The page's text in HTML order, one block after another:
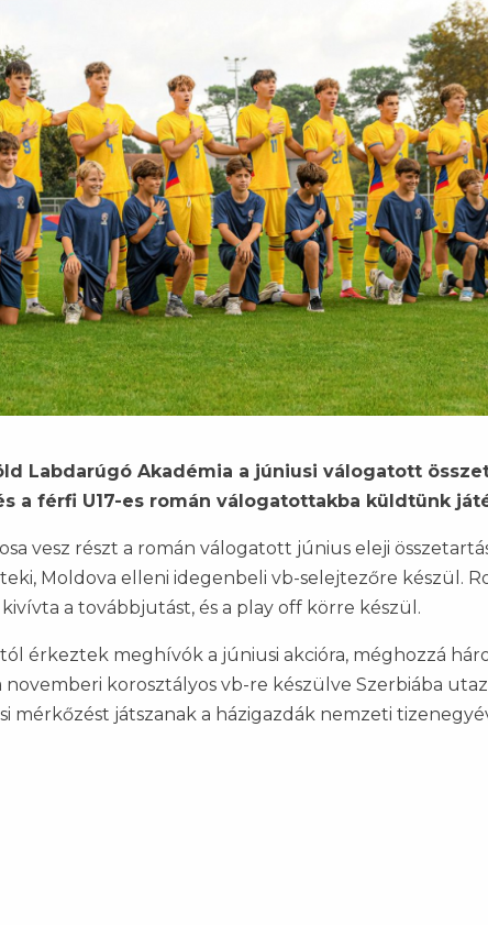
Labdarúgó Akadémia a júniusi válogatott
a férfi U17-es román válogatottakba küldtünk
vesz részt a román válogatott június eleji
Moldova elleni idegenbeli vb-selejtezőre készül.
a továbbjutást, és a play off körre készül.
érkeztek meghívók a júniusi akcióra, méghozzá
novemberi korosztályos vb-re készülve Szerbiába
mérkőzést játszanak a házigazdák nemzeti